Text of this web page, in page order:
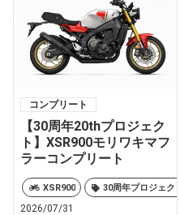
コンプリート
【30周年20thプロジェク
ト】XSR900モリワキマフ
ラーコンプリート
XSR900 30周年プロジェクト
2026/07/31